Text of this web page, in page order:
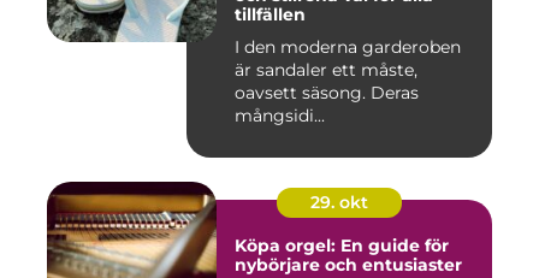
tillfällen
I den moderna garderoben
är sandaler ett måste,
oavsett säsong. Deras
mångsidi...
29. okt
Köpa orgel: En guide för
nybörjare och entusiaster